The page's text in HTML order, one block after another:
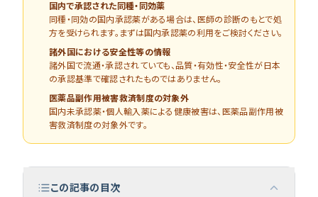
国内で承認された同種・同効薬
同種・同効の国内承認薬がある場合は、医師の診断のもとで処
方を受けられます。まずは国内承認薬の利用をご検討ください。
諸外国における安全性等の情報
諸外国で流通・承認されていても、品質・有効性・安全性が日本
の承認基準で確認されたものではありません。
医薬品副作用被害救済制度の対象外
国内未承認薬・個人輸入薬による健康被害は、医薬品副作用被
害救済制度の対象外です。
この記事の目次